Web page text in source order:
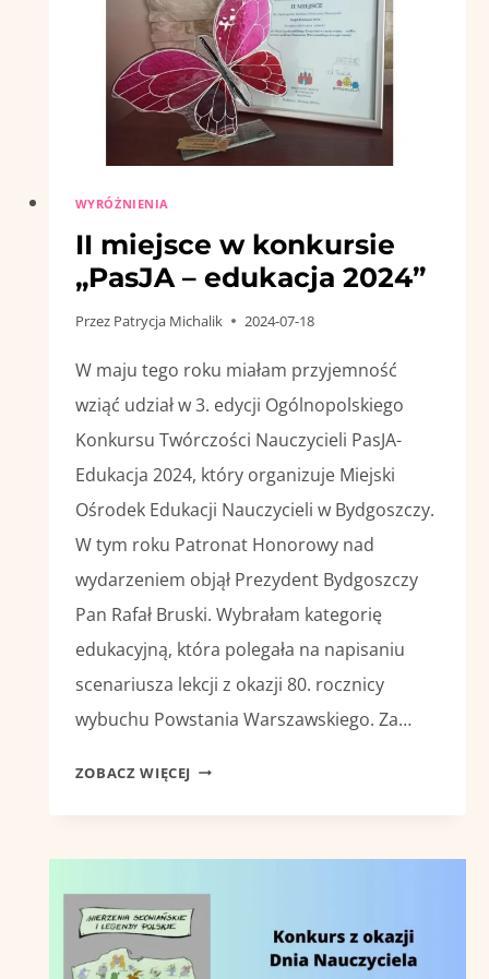
WYRÓŻNIENIA
II miejsce w konkursie
„PasJA – edukacja 2024”
Przez Patrycja Michalik 2024-07-18
W maju tego roku miałam przyjemność
wziąć udział w 3. edycji Ogólnopolskiego
Konkursu Twórczości Nauczycieli PasJA-
Edukacja 2024, który organizuje Miejski
Ośrodek Edukacji Nauczycieli w Bydgoszczy.
W tym roku Patronat Honorowy nad
wydarzeniem objął Prezydent Bydgoszczy
Pan Rafał Bruski. Wybrałam kategorię
edukacyjną, która polegała na napisaniu
scenariusza lekcji z okazji 80. rocznicy
wybuchu Powstania Warszawskiego. Za…
ZOBACZ WIĘCEJ
W
EDUKACJA
2024”